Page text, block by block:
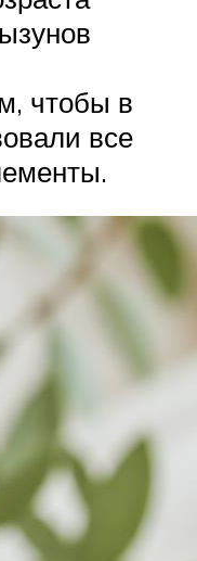
чтобы в
все